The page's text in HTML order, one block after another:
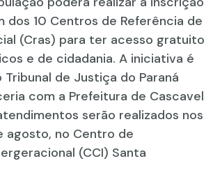
dos 10 Centros de Referência de
(Cras) para ter acesso gratuito
e de cidadania. A iniciativa é
de Justiça do Paraná
com a Prefeitura de Cascavel
serão realizados nos
agosto, no Centro de
(CCI) Santa